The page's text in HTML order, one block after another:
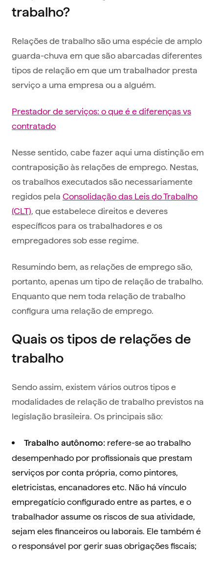
trabalho?
Relações de trabalho são uma espécie de amplo
guarda-chuva em que são abarcadas diferentes
tipos de relação em que um trabalhador presta
serviço a uma empresa ou a alguém.
Prestador de serviços: o que é e diferenças vs
contratado
Nesse sentido, cabe fazer aqui uma distinção em
contraposição às relações de emprego. Nestas,
os trabalhos executados são necessariamente
regidos pela Consolidação das Leis do Trabalho
(CLT), que estabelece direitos e deveres
específicos para os trabalhadores e os
empregadores sob esse regime.
Resumindo bem, as relações de emprego são,
portanto, apenas um tipo de relação de trabalho.
Enquanto que nem toda relação de trabalho
configura uma relação de emprego.
Quais os tipos de relações de
trabalho
Sendo assim, existem vários outros tipos e
modalidades de relação de trabalho previstos na
legislação brasileira. Os principais são:
Trabalho autônomo: refere-se ao trabalho
desempenhado por profissionais que prestam
serviços por conta própria, como pintores,
eletricistas, encanadores etc. Não há vínculo
empregatício configurado entre as partes, e o
trabalhador assume os riscos de sua atividade,
sejam eles financeiros ou laborais. Ele também é
o responsável por gerir suas obrigações fiscais;